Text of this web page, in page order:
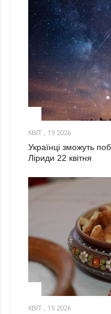
КВІТ., 19 2026
Українці зможуть
Ліриди 22 квітня
КВІТ., 15 2026